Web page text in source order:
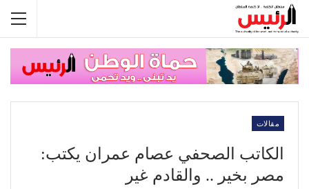
مقالات
الكاتب الصحفي عصام عمران يكتب:
مصر بخير .. والقادم غير